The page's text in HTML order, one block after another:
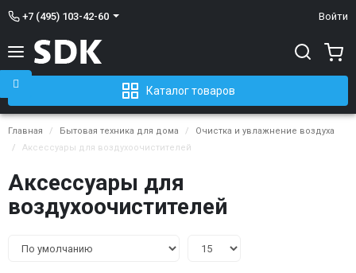
+7 (495) 103-42-60 Войти
Каталог товаров
Главная Бытовая техника для дома
Очистка и увлажнение воздуха
Аксессуары для воздухоочистителей
Аксессуары для
воздухоочистителей